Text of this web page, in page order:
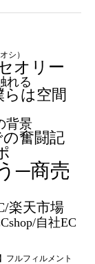
シ）
オリー
れる
は空間
背景
奮闘記
─商売
楽天市場
自社EC
フルフィルメント